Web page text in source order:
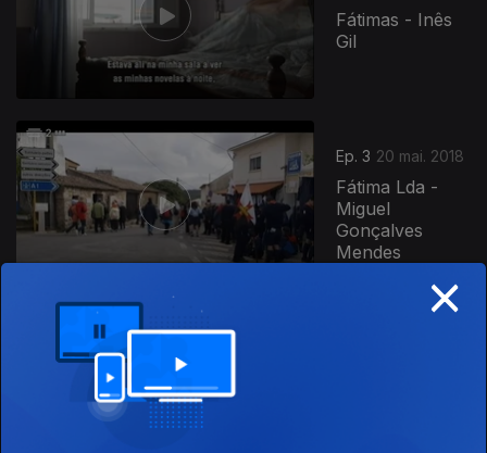
Fátimas - Inês
Gil
Ep. 3 20 mai. 2018
Fátima Lda -
Miguel
Gonçalves
Mendes
×